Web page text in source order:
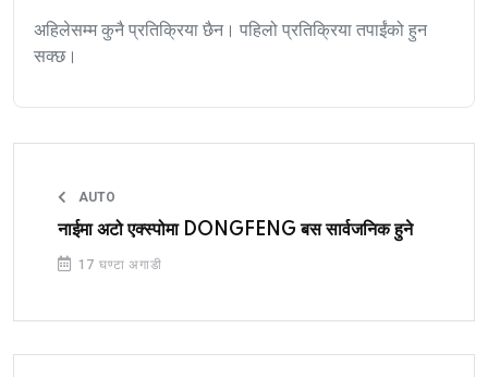
अहिलेसम्म कुनै प्रतिक्रिया छैन। पहिलो प्रतिक्रिया तपाईंको हुन
सक्छ।
AUTO
नाईमा अटो एक्स्पोमा DONGFENG बस सार्वजनिक हुने
17 घण्टा अगाडी